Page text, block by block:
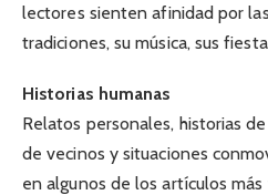
lectores sienten afinidad por
tradiciones, su música, sus
Historias humanas
Relatos personales, historias
de vecinos y situaciones
en algunos de los artículos